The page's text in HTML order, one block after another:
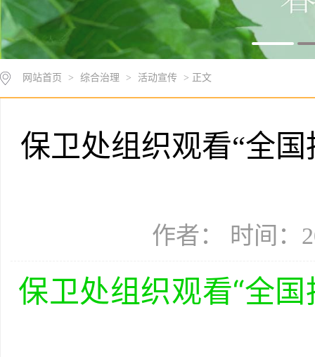
网站首页 > 综合治理 > 活动宣传 > 正文
保卫处组织观看“全
作者： 时间：
保卫处组织观看“全国